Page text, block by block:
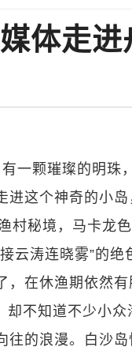
体走
一颗璀璨的明珠
这个神奇的小岛
村秘境，马卡龙
云涛连晓雾”的
在休渔期依然
却不知道不少小
的浪漫。白沙岛